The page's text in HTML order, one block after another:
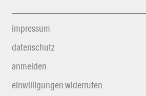
impressum
datenschutz
anmelden
einwilligungen widerrufen